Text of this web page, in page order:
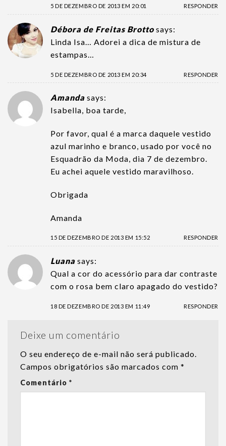
5 DE DEZEMBRO DE 2013 EM 20:01 RESPONDER
Débora de Freitas Brotto says:
Linda Isa… Adorei a dica de mistura de
estampas…
5 DE DEZEMBRO DE 2013 EM 20:34 RESPONDER
Amanda says:
Isabella, boa tarde,
Por favor, qual é a marca daquele vestido
azul marinho e branco, usado por você no
Esquadrão da Moda, dia 7 de dezembro.
Eu achei aquele vestido maravilhoso.
Obrigada
Amanda
15 DE DEZEMBRO DE 2013 EM 15:52 RESPONDER
Luana says:
Qual a cor do acessório para dar contraste
com o rosa bem claro apagado do vestido?
18 DE DEZEMBRO DE 2013 EM 11:49 RESPONDER
Deixe um comentário
O seu endereço de e-mail não será publicado.
Campos obrigatórios são marcados com *
Comentário *